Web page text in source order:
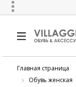
Главная страница
Обувь женская